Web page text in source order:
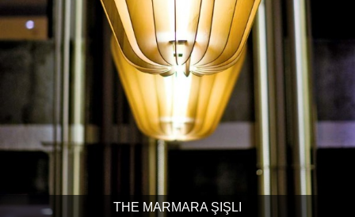
THE MARMARA ŞIŞLI